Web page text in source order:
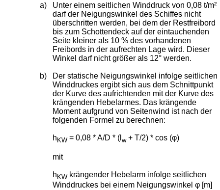
a)
Unter einem seitlichen Winddruck von 0,08 t/m²
darf der Neigungswinkel des Schiffes nicht
überschritten werden, bei dem der Restfreibord
bis zum Schottendeck auf der eintauchenden
Seite kleiner als 10 % des vorhandenen
Freibords in der aufrechten Lage wird. Dieser
Winkel darf nicht größer als 12° werden.
b)
Der statische Neigungswinkel infolge seitlichen
Winddruckes ergibt sich aus dem Schnittpunkt
der Kurve des aufrichtenden mit der Kurve des
krängenden Hebelarmes. Das krängende
Moment aufgrund von Seitenwind ist nach der
folgenden Formel zu berechnen:
h KW= 0,08 * A/D * (l w+ T/2) * cos (φ)
mit
h KWkrängender Hebelarm infolge seitlichen
Winddruckes bei einem Neigungswinkel φ [m]